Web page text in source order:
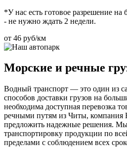
*У нас есть готовое разрешение
- не нужно ждать 2 недели.
от 46 руб/км
Морские и речные
Водный транспорт — это один из
способов доставки грузов на
необходима доступная перевозка
речными путям из Читы, компания
предложить надежные решения.
транспортировку продукции по
пределами с соблюдением всех